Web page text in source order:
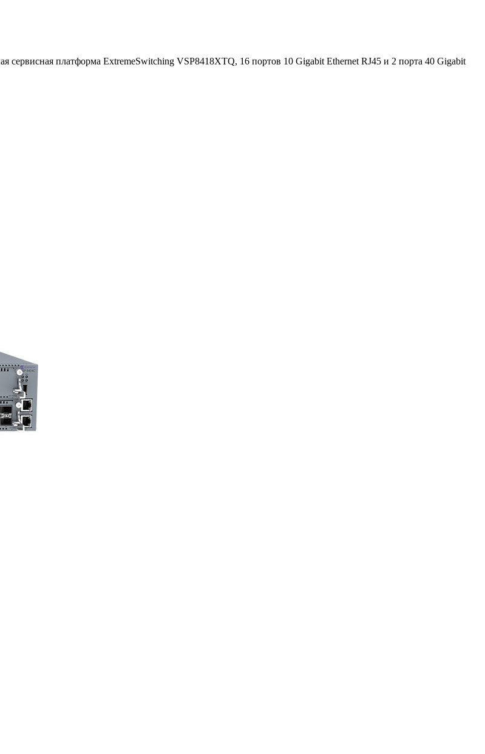
сервисная платформа ExtremeSwitching VSP8418XTQ, 16 портов 10 Gigabit Ethernet RJ45 и 2 порта 40 Gigabit